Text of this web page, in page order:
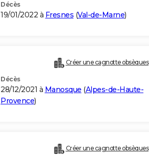
Décès
19/01/2022 à Fresnes (Val-de-Marne)
Créer une cagnotte obsèques
Décès
28/12/2021 à Manosque (Alpes-de-Haute-
Provence)
Créer une cagnotte obsèques